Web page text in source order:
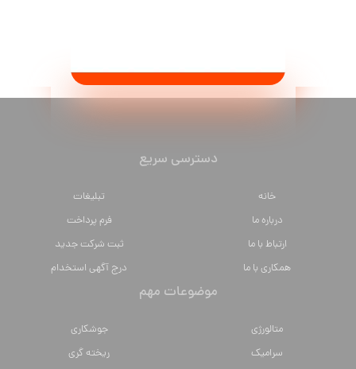
دسترسی سریع
خانه
تبلیغات
درباره ما
فرم پرداخت
ارتباط با ما
ثبت شرکت جدید
همکاری با ما
درج آگهی استخدام
موضوعات مهم
متالورژي
جوشکاری
سراميك
ریخته گری